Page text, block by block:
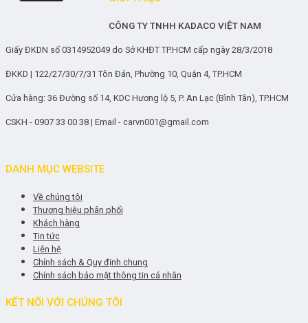
CÔNG TY TNHH KADACO VIỆT NAM
Giấy ĐKDN số 0314952049 do Sở KHĐT TP.HCM cấp ngày 28/3/2018
ĐKKD | 122/27/30/7/31 Tôn Đản, Phường 10, Quận 4, TP.HCM
Cửa hàng: 36 Đường số 14, KDC Hương lộ 5, P. An Lạc (Bình Tân), TP.HCM
CSKH - 0907 33 00 38 | Email - carvn001@gmail.com
DANH MỤC WEBSITE
Về chúng tôi
Thương hiệu phân phối
Khách hàng
Tin tức
Liên hệ
Chính sách & Quy định chung
Chính sách bảo mật thông tin cá nhân
KẾT NỐI VỚI CHÚNG TÔI